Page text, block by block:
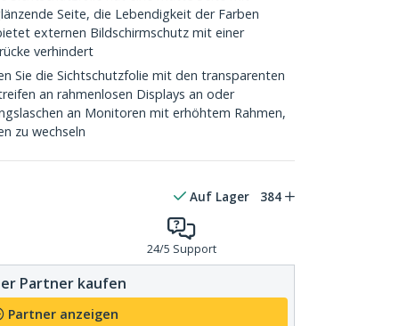
Seite, die Lebendigkeit der Farben
externen Bildschirmschutz mit einer
verhindert
Sie die Sichtschutzfolie mit den transparenten
an rahmenlosen Displays an oder
an Monitoren mit erhöhtem Rahmen,
zu wechseln
Auf Lager 384
24/5 Support
Partner kaufen
Partner anzeigen